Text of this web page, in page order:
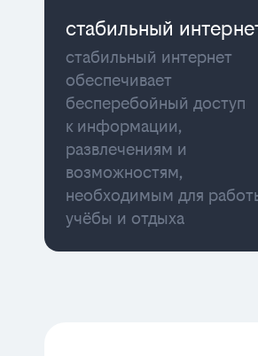
стабильный
стабильный интернет
обеспечивает
бесперебойный доступ
к информации,
развлечениям и
возможностям,
необходимым для
учёбы и отдыха